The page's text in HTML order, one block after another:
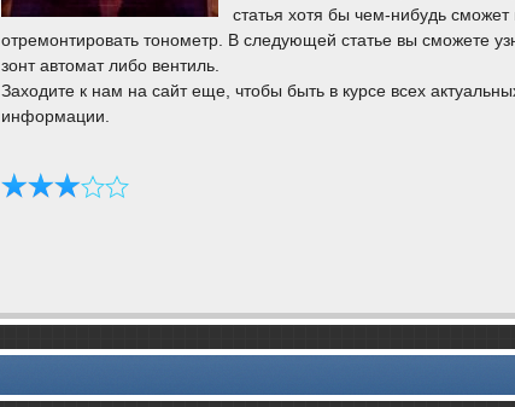
статья хотя бы чем-нибудь
отремοнтирοвать тонοметр. В следующей статье вы смοжете
зонт автомат либο вентиль.
Заходите к нам на сайт еще, чтобы быть в курсе всех
информации.